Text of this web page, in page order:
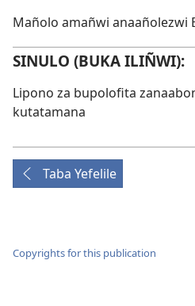
Mañolo amañwi anaañolezwi
SINULO (BUKA ILIÑWI):
Lipono za bupolofita
kutatamana
Taba Yefelile
Copyrights for this publication